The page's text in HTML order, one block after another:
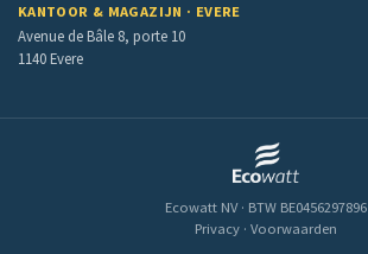
KANTOOR & MAGAZIJN · EVERE
Avenue de Bâle 8, porte 10
1140 Evere
Ecowatt NV · BTW BE0456297896
Privacy · Voorwaarden